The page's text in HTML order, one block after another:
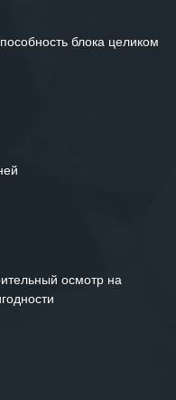
блока целиком
осмотр на